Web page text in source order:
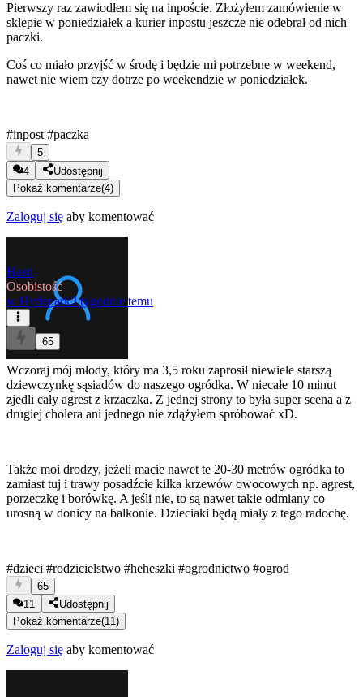
Pierwszy raz zawiodłem się na inpoście. Złożyłem zamówienie w
sklepie w poniedziałek a kurier inpostu jeszcze nie odebrał od nich
paczki.
Coś co miało przyjść w środę i będzie mi potrzebne w weekend,
nawet nie wiem czy dotrze po weekendzie w poniedziałek.
#inpost #paczka
5
4
Udostępnij
Pokaż komentarze(4)
Zaloguj się aby komentować
Hasti
Osobistość
w Hydepark3 tygodnie temu
65
Wczoraj mój młody, który ma 3,5 roku zaprosił niewiele starszą
dziewczynkę sąsiadów do naszego ogródka. W niecałe 10 minut
zjedli cały agrest z krzaczka. Z jednej strony to była super scena a z
drugiej cholera ani jednego nie zdążyłem spróbować xD.
Także moi drodzy, jeżeli macie nawet te 20-30 metrów ogródka to
zamiast tuj i trawy posadźcie kilka krzewów owocowych np. agrest,
porzeczkę i borówkę. A jeśli nie, to są nawet takie odmiany co
urosną w donicy na balkonie. Dzieciaki będą miały z tego radochę.
#dzieci #rodzicielstwo #heheszki #ogrodnictwo #ogrod
65
11
Udostępnij
Pokaż komentarze(11)
Zaloguj się aby komentować